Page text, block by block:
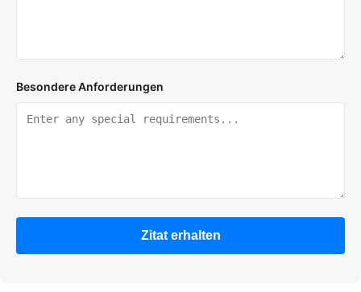
Besondere Anforderungen
Zitat erhalten